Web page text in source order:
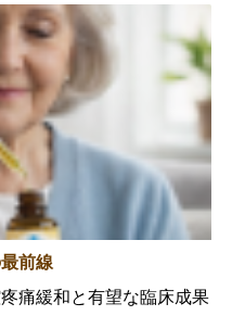
前線
痛緩和と有望な臨床成果